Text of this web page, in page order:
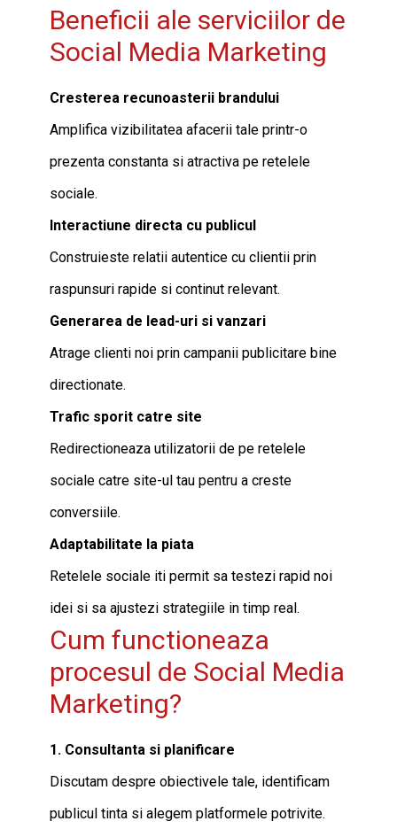
Beneficii ale serviciilor de
Social Media Marketing
Cresterea recunoasterii brandului
Amplifica vizibilitatea afacerii tale printr-o
prezenta constanta si atractiva pe retelele
sociale.
Interactiune directa cu publicul
Construieste relatii autentice cu clientii prin
raspunsuri rapide si continut relevant.
Generarea de lead-uri si vanzari
Atrage clienti noi prin campanii publicitare bine
directionate.
Trafic sporit catre site
Redirectioneaza utilizatorii de pe retelele
sociale catre site-ul tau pentru a creste
conversiile.
Adaptabilitate la piata
Retelele sociale iti permit sa testezi rapid noi
idei si sa ajustezi strategiile in timp real.
Cum functioneaza
procesul de Social Media
Marketing?
1. Consultanta si planificare
Discutam despre obiectivele tale, identificam
publicul tinta si alegem platformele potrivite.